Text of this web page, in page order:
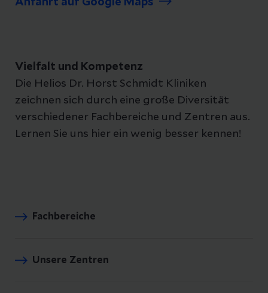
mit dem erfahrenstem Operateur und
Anfahrt auf Google Maps
Vielfalt und Kompetenz
Die Helios Dr. Horst Schmidt Kliniken
zeichnen sich durch eine große Diversität
verschiedener Fachbereiche und Zentren aus.
Lernen Sie uns hier ein wenig besser kennen!
Fachbereiche
Unsere Zentren